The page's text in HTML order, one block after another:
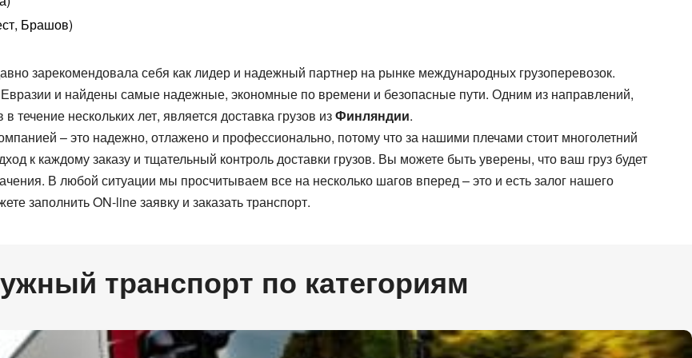
Авиа транспорт
Брашов)
зарекомендовала себя как лидер и надежный партнер на рынке международных грузоперевозок.
и найдены самые надежные, экономные по времени и безопасные пути. Одним из направлений,
нескольких лет, является доставка грузов изФинляндии.
– это надежно, отлажено и профессионально, потому что за нашими плечами стоит многолетний
к каждому заказу и тщательный контроль доставки грузов. Вы можете быть уверены, что ваш груз будет
В любой ситуации мы просчитываем все на несколько шагов вперед – это и есть залог нашего
заполнить ON-line заявку и заказать транспорт.
транспорт по категориям